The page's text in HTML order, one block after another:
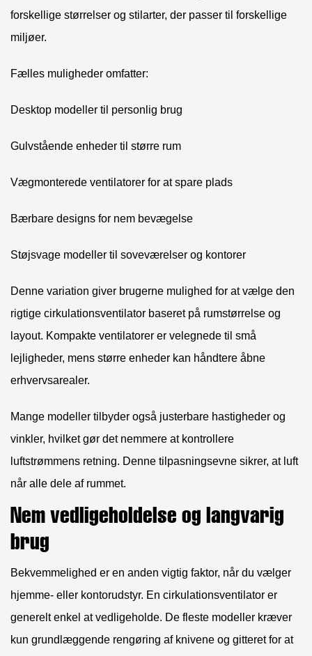
forskellige størrelser og stilarter, der passer til forskellige
miljøer.
Fælles muligheder omfatter:
Desktop modeller til personlig brug
Gulvstående enheder til større rum
Vægmonterede ventilatorer for at spare plads
Bærbare designs for nem bevægelse
Støjsvage modeller til soveværelser og kontorer
Denne variation giver brugerne mulighed for at vælge den
rigtige cirkulationsventilator baseret på rumstørrelse og
layout. Kompakte ventilatorer er velegnede til små
lejligheder, mens større enheder kan håndtere åbne
erhvervsarealer.
Mange modeller tilbyder også justerbare hastigheder og
vinkler, hvilket gør det nemmere at kontrollere
luftstrømmens retning. Denne tilpasningsevne sikrer, at luft
når alle dele af rummet.
Nem vedligeholdelse og langvarig
brug
Bekvemmelighed er en anden vigtig faktor, når du vælger
hjemme- eller kontorudstyr. En cirkulationsventilator er
generelt enkel at vedligeholde. De fleste modeller kræver
kun grundlæggende rengøring af knivene og gitteret for at